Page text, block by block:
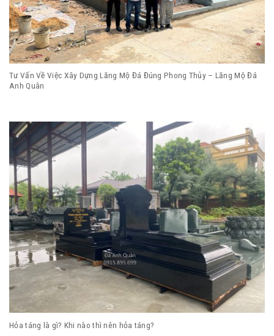
Tư Vấn Về Việc Xây Dựng Lăng Mộ Đá Đúng Phong Thủy – Lăng Mộ Đá
Anh Quân
Hỏa táng là gì? Khi nào thì nên hỏa táng?